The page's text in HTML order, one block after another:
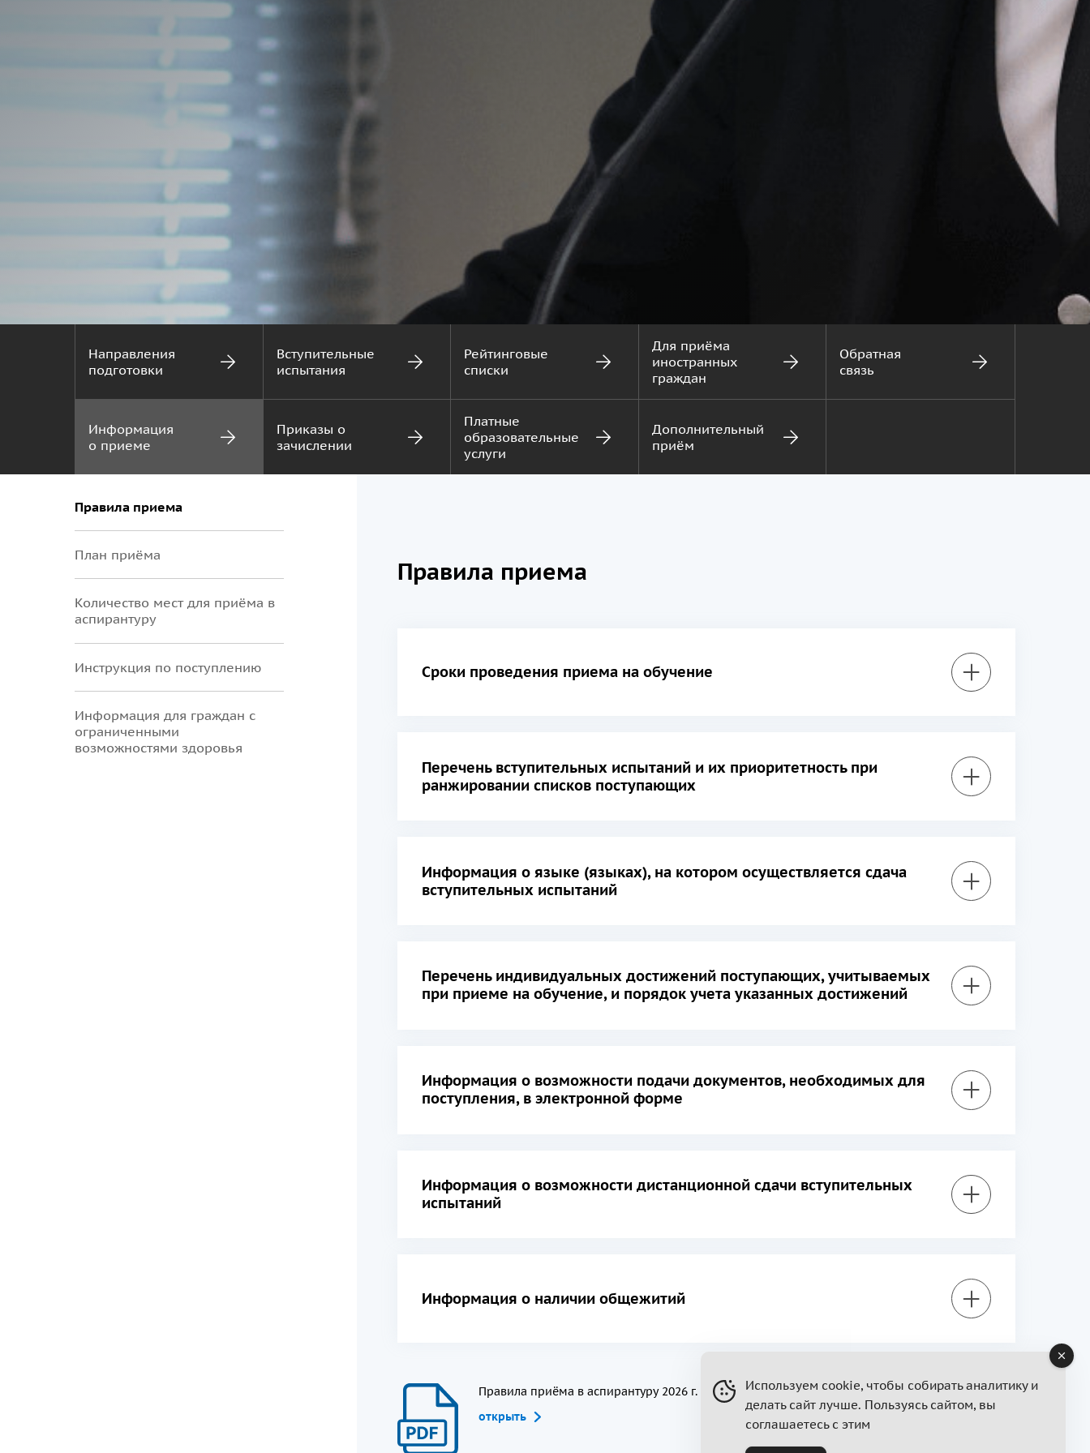
Направления
подготовки
Информация
о приеме
Вступительные
испытания
Приказы о
зачислении
Рейтинговые
списки
Платные
образовательные
услуги
Для приёма
иностранных
граждан
Дополнительный
приём
Обратная
связь
Правила приема
План приёма
Количество мест для приёма в
аспирантуру
Инструкция по поступлению
Информация для граждан с
ограниченными
возможностями здоровья
Правила приема
Сроки проведения приема на обучение
Перечень вступительных испытаний и их приоритетность при
ранжировании списков поступающих
Информация о языке (языках), на котором осуществляется сдача
вступительных испытаний
Перечень индивидуальных достижений поступающих, учитываемых
при приеме на обучение, и порядок учета указанных достижений
Информация о возможности подачи документов, необходимых для
поступления, в электронной форме
Информация о возможности дистанционной сдачи вступительных
испытаний
Информация о наличии общежитий
Правила приёма в аспирантуру 2026 г.
открыть
Используем cookie, чтобы собирать аналитику и
делать сайт лучше. Пользуясь сайтом, вы
соглашаетесь с этим